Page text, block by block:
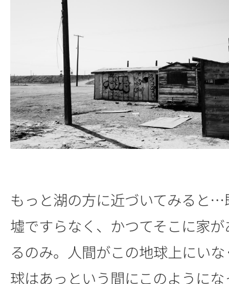
もっと湖の方に近づいてみると…
墟ですらなく、かつてそこに家
るのみ。人間がこの地球上にい
球はあっという間にこのように